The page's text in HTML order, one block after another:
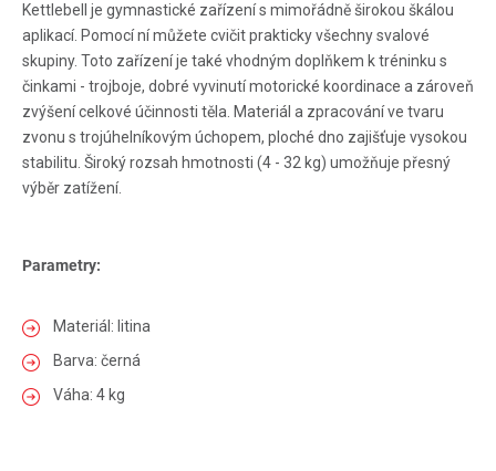
Kettlebell je gymnastické zařízení s mimořádně širokou škálou
aplikací. Pomocí ní můžete cvičit prakticky všechny svalové
skupiny. Toto zařízení je také vhodným doplňkem k tréninku s
činkami - trojboje, dobré vyvinutí motorické koordinace a zároveň
zvýšení celkové účinnosti těla. Materiál a zpracování ve tvaru
zvonu s trojúhelníkovým úchopem, ploché dno zajišťuje vysokou
stabilitu. Široký rozsah hmotnosti (4 - 32 kg) umožňuje přesný
výběr zatížení.
Parametry:
Materiál: litina
Barva: černá
Váha: 4 kg